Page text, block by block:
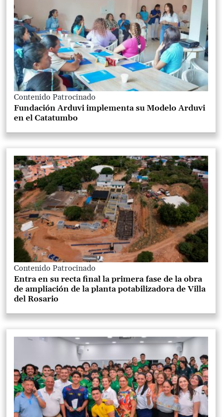
Contenido Patrocinado
Fundación Arduvi implementa su Modelo Arduvi
en el Catatumbo
Contenido Patrocinado
Entra en su recta final la primera fase de la obra
de ampliación de la planta potabilizadora de Villa
del Rosario